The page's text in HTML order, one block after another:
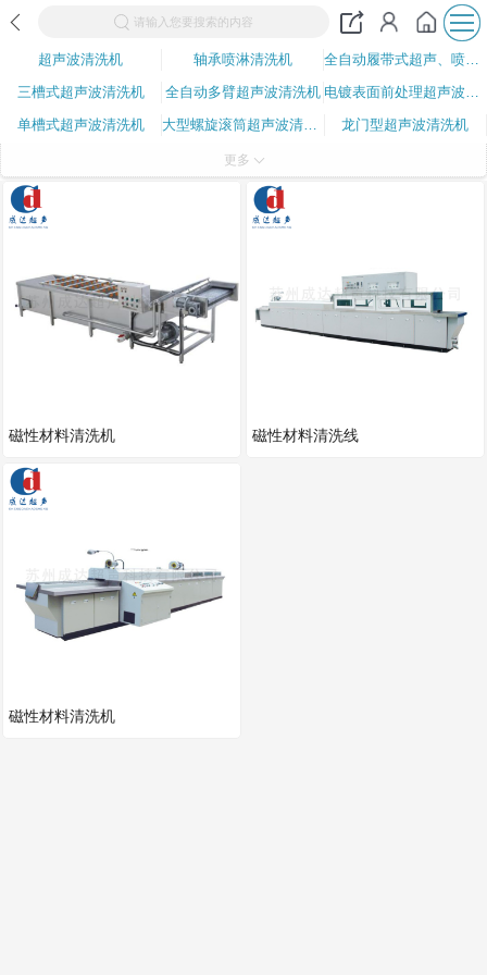
请输入您要搜索的内容
超声波清洗机 轴承喷淋清洗机
全自动履带式超声、喷淋清洗机
三槽式超声波清洗机
全自动多臂超声波清洗机
电镀表面前处理超声波清洗系
单槽式超声波清洗机
大型螺旋滚筒超声波清洗机
龙门型超声波清洗机
超声波振板
全自动镜片模具清洗机
硅料清洗机
更多
磁性材料清洗机
磁性材料清洗机
磁性材料清洗线